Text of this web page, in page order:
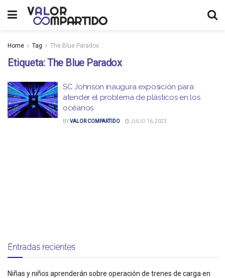
Home Tag The Blue Paradox
Etiqueta:The Blue Paradox
SC Johnson inaugura exposición para
atender el problema de plásticos en los
océanos
BYVALOR COMPARTIDO JULIO 16, 2023
Entradas recientes
Niñas y niños aprenderán sobre operación de trenes de carga en